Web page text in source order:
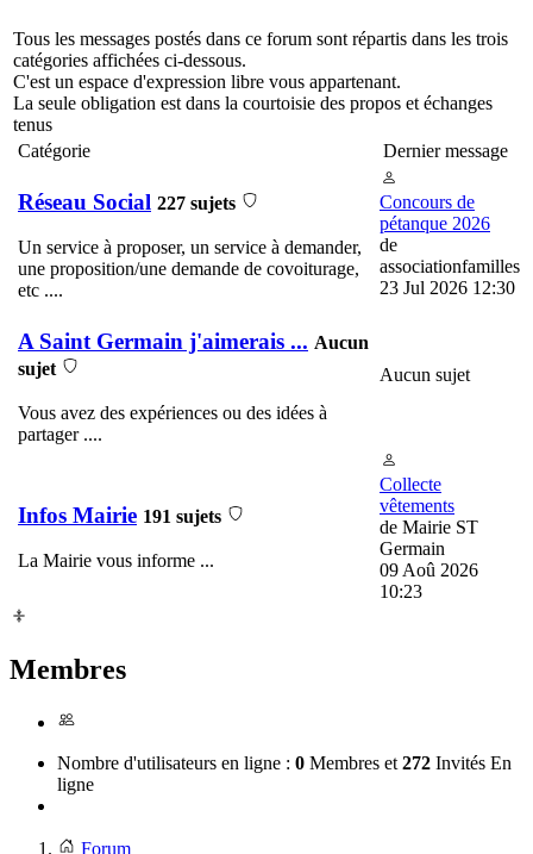
Tous les messages postés dans ce forum sont répartis dans les trois
catégories affichées ci-dessous.
C'est un espace d'expression libre vous appartenant.
La seule obligation est dans la courtoisie des propos et échanges
tenus
Catégorie
Dernier message
Réseau Social 227 sujets
Un service à proposer, un service à demander,
une proposition/une demande de covoiturage,
etc ....
Concours de
pétanque 2026
de
associationfamilles
23 Jul 2026 12:30
A Saint Germain j'aimerais ... Aucun
sujet
Vous avez des expériences ou des idées à
partager ....
Aucun sujet
Infos Mairie 191 sujets
La Mairie vous informe ...
Collecte
vêtements
de Mairie ST
Germain
09 Aoû 2026
10:23
Membres
Nombre d'utilisateurs en ligne : 0 Membres et 272 Invités En
ligne
Forum